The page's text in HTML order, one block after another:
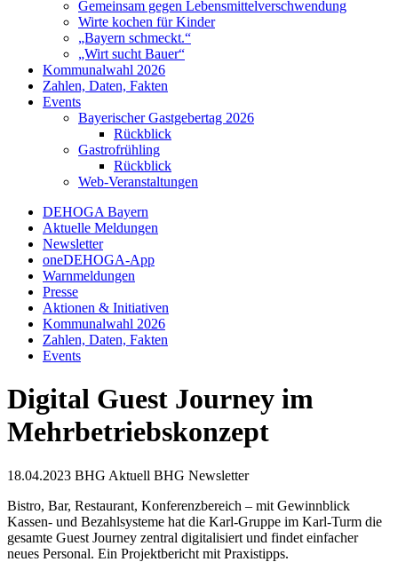
Gemeinsam gegen Lebensmittelverschwendung
Wirte kochen für Kinder
„Bayern schmeckt.“
„Wirt sucht Bauer“
Kommunalwahl 2026
Zahlen, Daten, Fakten
Events
Bayerischer Gastgebertag 2026
Rückblick
Gastrofrühling
Rückblick
Web-Veranstaltungen
DEHOGA Bayern
Aktuelle Meldungen
Newsletter
oneDEHOGA-App
Warnmeldungen
Presse
Aktionen & Initiativen
Kommunalwahl 2026
Zahlen, Daten, Fakten
Events
Digital Guest Journey im
Mehrbetriebskonzept
18.04.2023 BHG Aktuell BHG Newsletter
Bistro, Bar, Restaurant, Konferenzbereich – mit Gewinnblick
Kassen- und Bezahlsysteme hat die Karl-Gruppe im Karl-Turm die
gesamte Guest Journey zentral digitalisiert und findet einfacher
neues Personal. Ein Projektbericht mit Praxistipps.